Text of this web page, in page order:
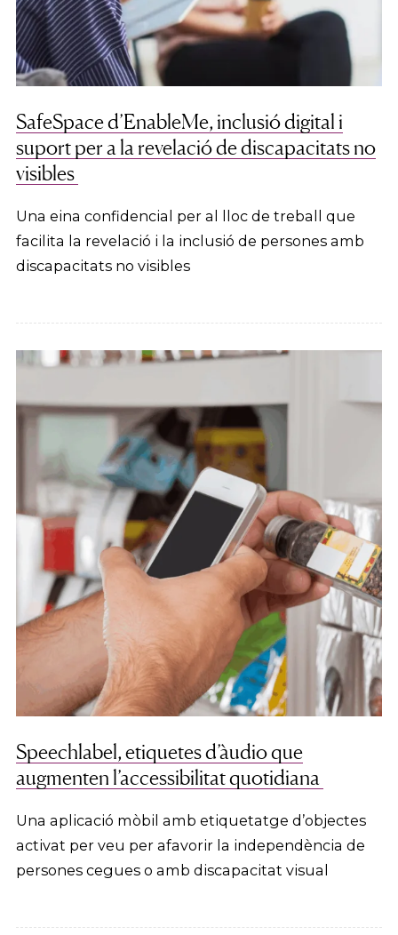
SafeSpace d’EnableMe, inclusió digital i
suport per a la revelació de discapacitats no
visibles
Una eina confidencial per al lloc de treball que
facilita la revelació i la inclusió de persones amb
discapacitats no visibles
Speechlabel, etiquetes d’àudio que
augmenten l’accessibilitat quotidiana
Una aplicació mòbil amb etiquetatge d’objectes
activat per veu per afavorir la independència de
persones cegues o amb discapacitat visual